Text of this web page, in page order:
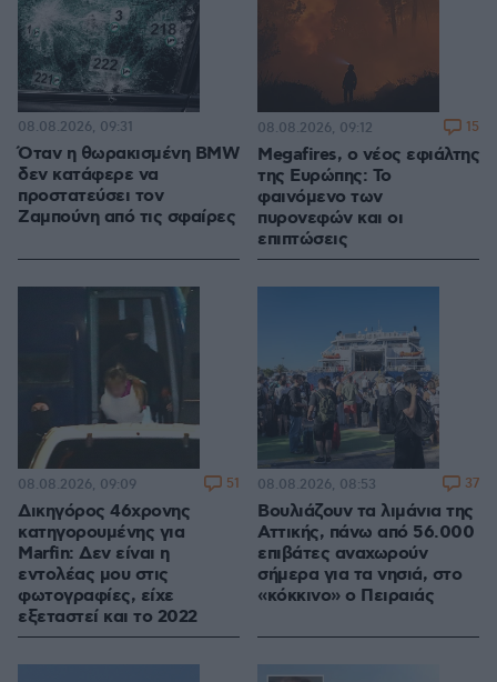
Όταν η θωρακισμένη BMW
δεν κατάφερε να
προστατεύσει τον
Ζαμπούνη από τις σφαίρες
08.08.2026, 09:31
Megafires, ο νέος εφιάλτης
της Ευρώπης: Το
φαινόμενο των
πυρονεφών και οι
επιπτώσεις
08.08.2026, 09:12 15
Δικηγόρος 46χρονης
κατηγορουμένης για
Marfin: Δεν είναι η
εντολέας μου στις
φωτογραφίες, είχε
εξεταστεί και το 2022
08.08.2026, 09:09 51
Βουλιάζουν τα λιμάνια της
Αττικής, πάνω από 56.000
επιβάτες αναχωρούν
σήμερα για τα νησιά, στο
«κόκκινο» ο Πειραιάς
08.08.2026, 08:53 37